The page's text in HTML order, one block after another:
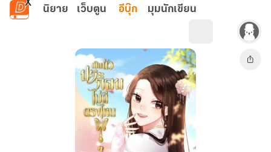
ข้ามไปยังเนื้อหาหลัก
นิยาย เว็บตูน อีบุ๊ก มุมนักเขียน